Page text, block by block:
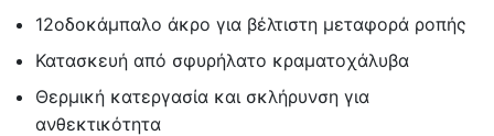
12οδοκάμπαλο άκρο για βέλτιστη μεταφορά ροπής
Κατασκευή από σφυρήλατο κραματοχάλυβα
Θερμική κατεργασία και σκλήρυνση για
ανθεκτικότητα